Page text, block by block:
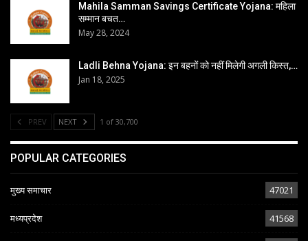
Mahila Samman Savings Certificate Yojana: महिला
सम्मान बचत…
May 28, 2024
Ladli Behna Yojana: इन बहनों को नहीं मिलेगी अगली किस्त,…
Jan 18, 2025
PREV NEXT 1 of 30,700
POPULAR CATEGORIES
मुख्य समाचार 47021
मध्यप्रदेश 41568